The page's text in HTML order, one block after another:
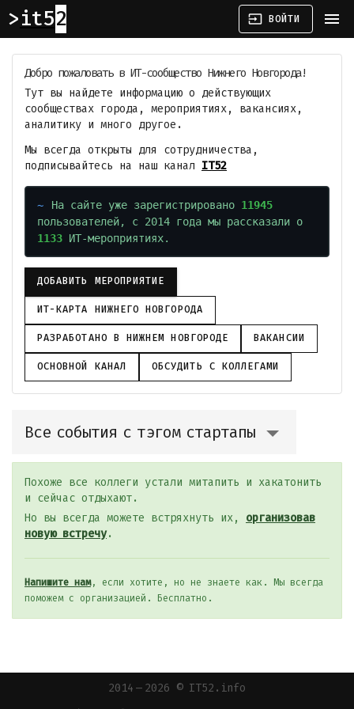
it52 input ВОЙТИ menu
Добро пожаловать в ИТ-сообщество Нижнего Новгорода!
Тут вы найдете информацию о действующих
сообществах города, мероприятиях, вакансиях,
аналитику и много другое.
Мы всегда открыты для сотрудничества,
подписывайтесь на наш канал IT52
На сайте уже зарегистрировано 11945
пользователей, с 2014 года мы рассказали о
1133 ИТ-мероприятиях.
ДОБАВИТЬ МЕРОПРИЯТИЕ
ИТ-КАРТА НИЖНЕГО НОВГОРОДА
РАЗРАБОТАНО В НИЖНЕМ НОВГОРОДЕ ВАКАНСИИ
ОСНОВНОЙ КАНАЛ ОБСУДИТЬ С КОЛЛЕГАМИ
Все события с тэгом стартапы
Похоже все коллеги устали митапить и хакатонить
и сейчас отдыхают.
Но вы всегда можете встряхнуть их, организовав
новую встречу.
Напишите нам, если хотите, но не знаете как. Мы всегда
поможем с организацией. Бесплатно.
2014 — 2026 © IT52.info